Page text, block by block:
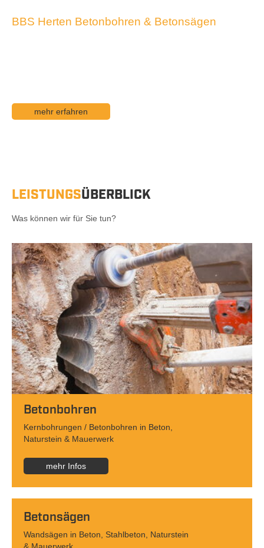
BBS Herten Betonbohren & Betonsägen
mehr erfahren
LEISTUNGSÜBERBLICK
Was können wir für Sie tun?
Betonbohren
Kernbohrungen / Betonbohren in Beton,
Naturstein & Mauerwerk
mehr Infos
Betonsägen
Wandsägen in Beton, Stahlbeton, Naturstein